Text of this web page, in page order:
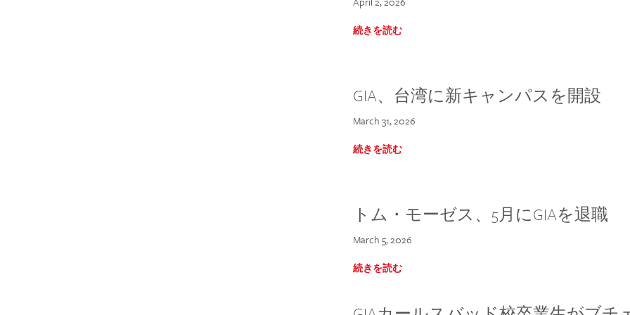
続きを読む
GIA、台湾に新キャンパスを開設
March 31, 2026
続きを読む
トム・モーゼス、5月にGIAを退職
March 5, 2026
続きを読む